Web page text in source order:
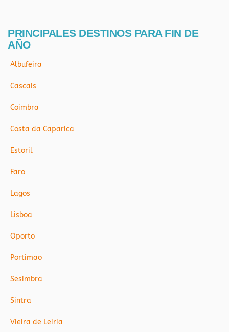
PRINCIPALES DESTINOS PARA FIN DE
AÑO
Albufeira
Cascais
Coimbra
Costa da Caparica
Estoril
Faro
Lagos
Lisboa
Oporto
Portimao
Sesimbra
Sintra
Vieira de Leiria